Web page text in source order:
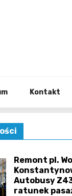
Kontakt
Remont pl.
Autobusy
ratunek